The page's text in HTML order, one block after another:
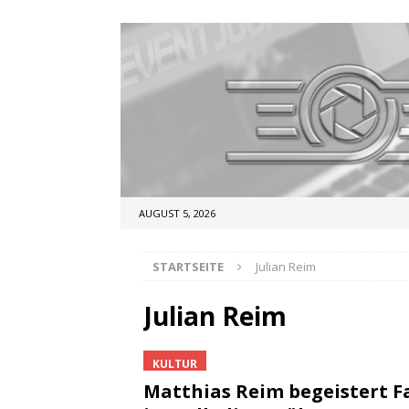
AUGUST 5, 2026
STARTSEITE Julian Reim
Julian Reim
KULTUR
Matthias Reim begeistert